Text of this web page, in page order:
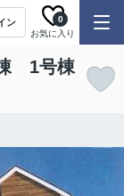
ン
お気に入り
0
1号棟